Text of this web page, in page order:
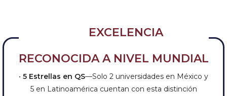
EXCELENCIA
RECONOCIDA A NIVEL MUNDIAL
• 5 Estrellas en QS—Solo 2 universidades en México y
5 en Latinoamérica cuentan con esta distinción